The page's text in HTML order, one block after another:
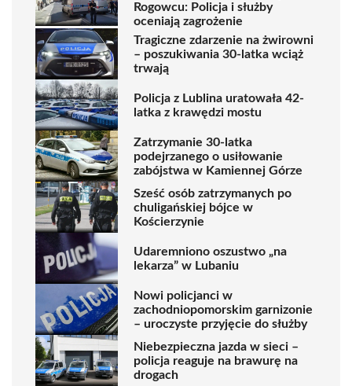
Rogowcu: Policja i służby
oceniają zagrożenie
Tragiczne zdarzenie na żwirowni
– poszukiwania 30-latka wciąż
trwają
Policja z Lublina uratowała 42-
latka z krawędzi mostu
Zatrzymanie 30-latka
podejrzanego o usiłowanie
zabójstwa w Kamiennej Górze
Sześć osób zatrzymanych po
chuligańskiej bójce w
Kościerzynie
Udaremniono oszustwo „na
lekarza” w Lubaniu
Nowi policjanci w
zachodniopomorskim garnizonie
– uroczyste przyjęcie do służby
Niebezpieczna jazda w sieci –
policja reaguje na brawurę na
drogach